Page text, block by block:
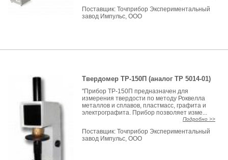
Поставщик:Точприбор Экспериментальный
завод Импульс, ООО
Твердомер ТР-150П (аналог ТР 5014-01)
"Прибор ТР-150П предназначен для
измерения твердости по методу Роквелла
металлов и сплавов, пластмасс, графита и
электрографита. Прибор позволяет изме...
Подробно >>
Поставщик:Точприбор Экспериментальный
завод Импульс, ООО